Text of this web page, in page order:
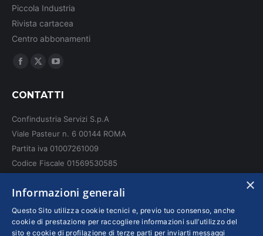
Piccola Industria
Rivista cartacea
Centro abbonamenti
Ci puoi trovare su:
Facebook
opens
new
window
X
opens
window
opens
window
CONTATTI
Confindustria Servizi S.p.A
Viale Pasteur n. 6 00144 ROMA
Partita iva 01007261009
Codice Fiscale 01569530585
INFO LEGALI
×
Informazioni generali
Questo Sito utilizza cookie tecnici e, previo tuo consenso, anche
cookie di prestazione per raccogliere informazioni sull’utilizzo del
sito e cookie di profilazione di terze parti per inviarti messaggi